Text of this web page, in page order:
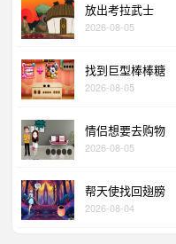
放出考拉武士
2026-08-05
找到巨型棒棒糖
2026-08-05
情侣想要去购物
2026-08-05
帮天使找回翅膀
2026-08-04